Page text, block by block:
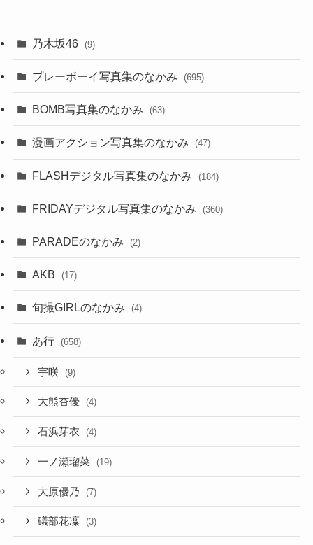
乃木坂46 (9)
プレーボーイ写真集のなかみ (695)
BOMB写真集のなかみ (63)
漫画アクション写真集のなかみ (47)
FLASHデジタル写真集のなかみ (184)
FRIDAYデジタル写真集のなかみ (360)
PARADEのなかみ (2)
AKB (17)
旬撮GIRLのなかみ (4)
あ行 (658)
宇咲 (9)
大熊杏優 (4)
石浜芽衣 (4)
一ノ瀬瑠菜 (19)
大原優乃 (7)
礒部花凜 (3)